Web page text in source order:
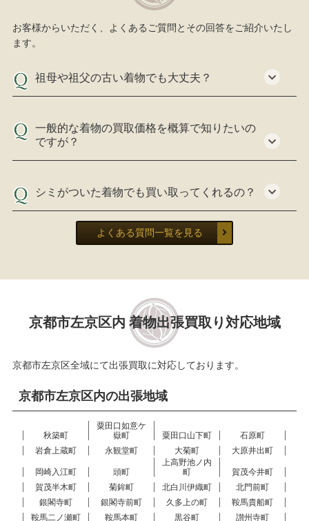
お客様からいただく、よくあるご質問とその回答をご紹介いたし
ます。
祖母や祖父の古い着物でも大丈夫？
一般的な着物の買取価格を概算で知りたいの
ですが？
シミがついた着物でも買い取ってくれるの？
よくある質問一覧を見る
京都市左京区内 着物出張買取り対応地域
京都市左京区全域にて出張買取に対応しております。
京都市左京区内の出張地域
秋築町
粟田口如意ケ
嶽町
粟田口山下町
石原町
岩倉上蔵町
永観堂町 大菊町 大原井出町
岡崎入江町 頭町
上高野池ノ内
町
賀茂今井町
賀茂半木町
菊鉾町 北白川伊織町
北門前町
銀閣寺町
銀閣寺前町 久多上の町
鞍馬貴船町
鞍馬二ノ瀬町
鞍馬本町 黒谷町
讃州寺町